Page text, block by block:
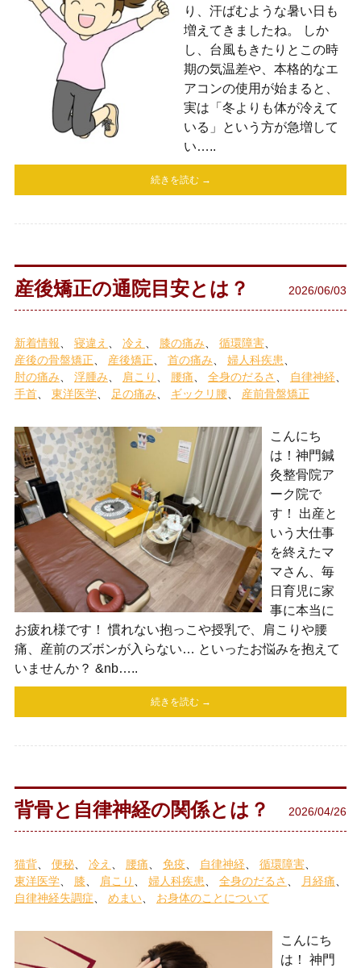
り、汗ばむような暑い日も
増えてきましたね。 しか
し、台風もきたりとこの時
期の気温差や、本格的なエ
アコンの使用が始まると、
実は「冬よりも体が冷えて
いる」という方が急増して
い…..
続きを読む →
産後矯正の通院目安とは？ 2026/06/03
新着情報 寝違え 冷え 膝の痛み
循環障害
産後の骨盤矯正
産後矯正 首の痛み
婦人科疾患
肘の痛み
浮腫み 肩こり 腰痛 全身のだるさ
自律神経
手首
東洋医学 足の痛み ギックリ腰 産前骨盤矯正
こんにち
は！神門鍼
灸整骨院ア
ーク院で
す！ 出産と
いう大仕事
を終えたマ
マさん、毎
日育児に家
事に本当に
お疲れ様です！ 慣れない抱っこや授乳で、肩こりや腰
痛、産前のズボンが入らない… といったお悩みを抱えて
いませんか？ &nb…..
続きを読む →
背骨と自律神経の関係とは？ 2026/04/26
猫背 便秘 冷え 腰痛 免疫 自律神経
循環障害
東洋医学
膝 肩こり 婦人科疾患 全身のだるさ
月経痛
自律神経失調症
めまい お身体のことについて
こんにち
は！ 神門